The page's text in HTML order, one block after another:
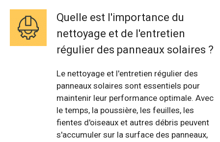
Quelle est l'importance du
nettoyage et de l'entretien
régulier des panneaux solaires ?
Le nettoyage et l'entretien régulier des
panneaux solaires sont essentiels pour
maintenir leur performance optimale. Avec
le temps, la poussière, les feuilles, les
fientes d'oiseaux et autres débris peuvent
s'accumuler sur la surface des panneaux,